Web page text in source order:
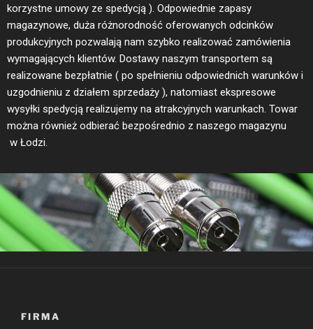
korzystne umowy ze spedycją ). Odpowiednie zapasy
magazynowe, duża różnorodność oferowanych odcinków
produkcyjnych pozwalają nam szybko realizować zamówienia
wymagających klientów. Dostawy naszym transportem są
realizowane bezpłatnie ( po spełnieniu odpowiednich warunków i
uzgodnieniu z działem sprzedaży ), natomiast ekspresowe
wysyłki spedycją realizujemy na atrakcyjnych warunkach. Towar
można również odbierać bezpośrednio z naszego magazynu
w Łodzi.
FIRMA